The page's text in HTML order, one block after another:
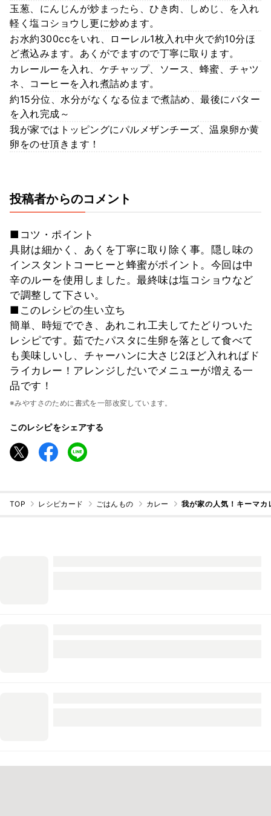
玉葱、にんじんが炒まったら、ひき肉、しめじ、を入れ
軽く塩コショウし更に炒めます。
お水約300ccをいれ、ローレル1枚入れ中火で約10分ほ
ど煮込みます。あくがでますので丁寧に取ります。
カレールーを入れ、ケチャップ、ソース、蜂蜜、チャツ
ネ、コーヒーを入れ煮詰めます。
約15分位、水分がなくなる位まで煮詰め、最後にバター
を入れ完成～
我が家ではトッピングにパルメザンチーズ、温泉卵か黄
卵をのせ頂きます！
投稿者からのコメント
■コツ・ポイント
具財は細かく、あくを丁寧に取り除く事。隠し味の
インスタントコーヒーと蜂蜜がポイント。今回は中
辛のルーを使用しました。最終味は塩コショウなど
で調整して下さい。
■このレシピの生い立ち
簡単、時短ででき、あれこれ工夫してたどりついた
レシピです。茹でたパスタに生卵を落として食べて
も美味しいし、チャーハンに大さじ2ほど入れればド
ライカレー！アレンジしだいでメニューが増える一
品です！
※みやすさのために書式を一部改変しています。
このレシピをシェアする
TOP レシピカード ごはんもの カレー 我が家の人気！キーマカ